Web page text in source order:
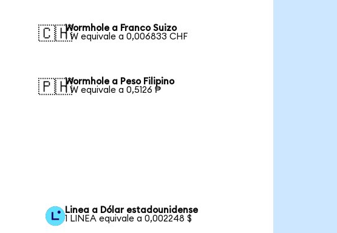
🇨🇭Wormhole a Franco Suizo
1 W equivale a 0,006833 CHF
🇵🇭Wormhole a Peso Filipino
1 W equivale a 0,5126 ₱
Linea a Dólar estadounidense
1 LINEA equivale a 0,002248 $